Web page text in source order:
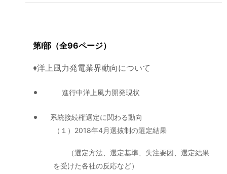
第Ⅰ部（全96ページ）
♦︎洋上風力発電業界動向について
進行中洋上風力開発現状
系統接続権選定に関わる動向
（１）2018年4月選抜制の選定結果
（選定方法、選定基準、失注要因、選定結果
を受けた各社の反応など）